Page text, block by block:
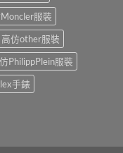
服裝
高仿other服裝
PhilippPlein服裝
手錶